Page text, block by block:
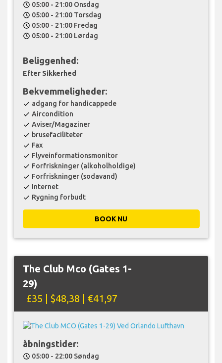
schedule 05:00 - 21:00 Onsdag
schedule 05:00 - 21:00 Torsdag
schedule 05:00 - 21:00 Fredag
schedule 05:00 - 21:00 Lørdag
Beliggenhed:
Efter Sikkerhed
Bekvemmeligheder:
check adgang for handicappede
check Aircondition
check Aviser/Magaziner
check brusefaciliteter
check Fax
check Flyveinformationsmonitor
check Forfriskninger (alkoholholdige)
check Forfriskninger (sodavand)
check Internet
check Rygning forbudt
BOOK NU
The Club Mco (Gates 1-
29)
£35 | $48,38 | €41,97
åbningstider:
schedule 05:00 - 22:00 Søndag